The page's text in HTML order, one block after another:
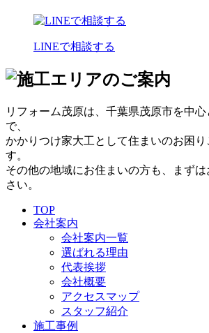
LINEで相談する
リフォーム茂原は、千葉県茂原市を中心
で、
かかりつけ家大工として住まいのお困り
す。
その他の地域にお住まいの方も、まず
さい。
TOP
会社案内
会社案内一覧
選ばれる理由
代表挨拶
会社概要
アクセスマップ
スタッフ紹介
施工事例